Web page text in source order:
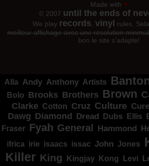
Made with ♥
© 2007 until the ends of
We play records vinyl
rules.
meilleur affichage avec une résolution
bon le site s'adapte!
Alla Andy Anthony Artists
Bolo Brooks Brothers Brown
Clarke Cotton Cruz Culture Cure
Dawg Diamond Dread Dubs Ellis
Fraser Fyah General Hammond
ifrica irie isaacs issac John Jones
Killer King Kingjay Kong Levi